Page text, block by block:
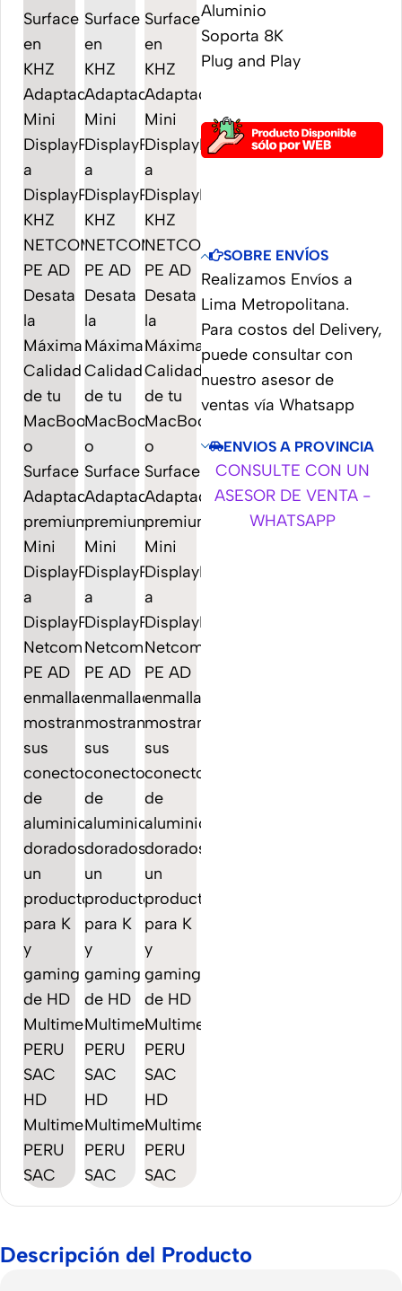
Aluminio
Soporta 8K
Plug and Play
SOBRE ENVÍOS
Realizamos Envíos a
Lima Metropolitana.
Para costos del Delivery,
puede consultar con
nuestro asesor de
ventas vía Whatsapp
ENVIOS A PROVINCIA
CONSULTE CON UN
ASESOR DE VENTA -
WHATSAPP
Descripción del Producto